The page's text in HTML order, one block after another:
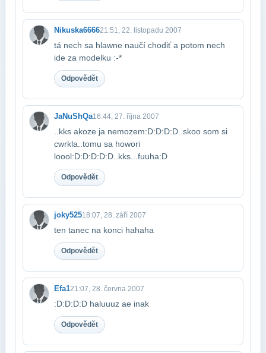
Nikuska666621:51, 22. listopadu 2007
tá nech sa hlawne naučí chodiť a potom nech
ide za modelku :-*
Odpovědět
JaNuShQa16:44, 27. října 2007
..kks akoze ja nemozem:D:D:D:D..skoo som si
cwrkla..tomu sa howori​
loool:D:D:D:D:D..kks...fuuha:D
Odpovědět
joky52518:07, 28. září 2007
ten tanec na konci hahaha
Odpovědět
Efa121:07, 28. června 2007
:D:D:D:D haluuuz ae inak
Odpovědět